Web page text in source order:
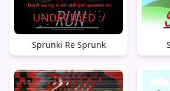
Sprunki Re Sprunk